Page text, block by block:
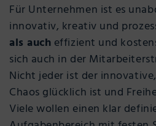
Für Unternehmen ist es
innovativ, kreativ und
als auch effizient und
sich auch in der
Nicht jeder ist der
Chaos glücklich ist und
Viele wollen einen klar